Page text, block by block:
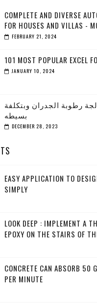
COMPLETE AND DIVERSE
FOR HOUSES AND VILLAS -
FEBRUARY 21, 2024
101 MOST POPULAR EXCEL
JANUARY 10, 2024
رطوبة الجدران وبتكلفة
بسيطه
DECEMBER 28, 2023
EASY APPLICATION TO
SIMPLY
LOOK DEEP : IMPLEMENT A
EPOXY ON THE STAIRS OF
CONCRETE CAN ABSORB 50
PER MINUTE